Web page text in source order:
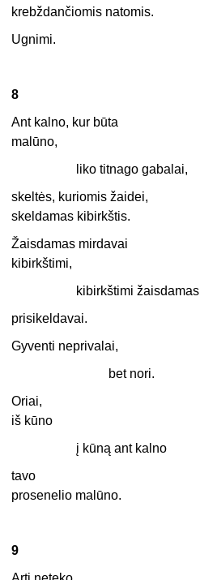
krebždančiomis natomis.
Ugnimi.
8
Ant kalno, kur būta
malūno,
liko titnago gabalai,
skeltės, kuriomis žaidei,
skeldamas kibirkštis.
Žaisdamas mirdavai
kibirkštimi,
kibirkštimi žaisdamas
prisikeldavai.
Gyventi neprivalai,
bet nori.
Oriai,
iš kūno
į kūną ant kalno
tavo
prosenelio malūno.
9